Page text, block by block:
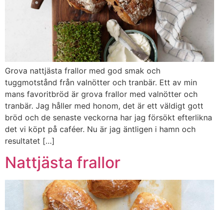
Grova nattjästa frallor med god smak och
tuggmotstånd från valnötter och tranbär. Ett av min
mans favoritbröd är grova frallor med valnötter och
tranbär. Jag håller med honom, det är ett väldigt gott
bröd och de senaste veckorna har jag försökt efterlikna
det vi köpt på caféer. Nu är jag äntligen i hamn och
resultatet […]
Nattjästa frallor